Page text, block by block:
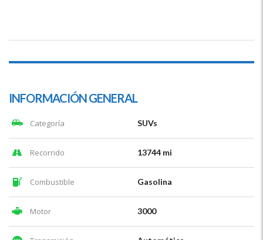
INFORMACIÓN GENERAL
Categoría SUVs
Recorrido 13744 mi
Combustible Gasolina
Motor 3000